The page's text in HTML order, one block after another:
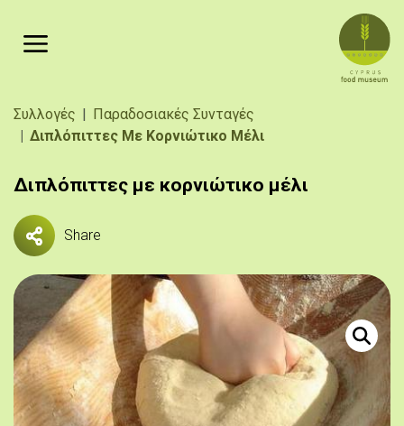
Breadcrumb
Συλλογές
Παραδοσιακές Συνταγές
Διπλόπιττες Με Κορνιώτικο Μέλι
Διπλόπιττες με κορνιώτικο μέλι
Share
Ζύμωμα.
Πηγή: